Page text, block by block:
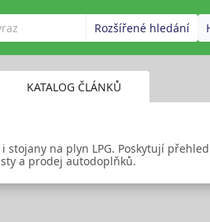
Rozšířené hledání
KATALOG ČLÁNKŮ
na plyn LPG. Poskytují přehled
a prodej autodoplňků.